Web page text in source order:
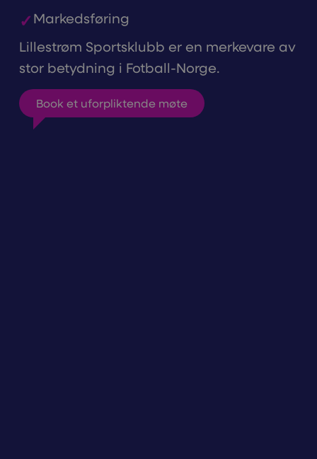
Markedsføring
Lillestrøm Sportsklubb er en merkevare av
stor betydning i Fotball-Norge.
Book et uforpliktende møte